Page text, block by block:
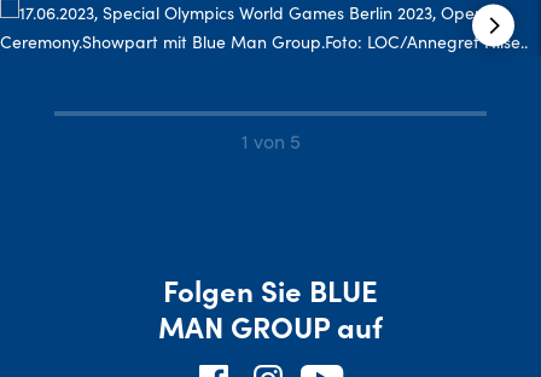
1 von 5
Folgen Sie BLUE
MAN GROUP auf